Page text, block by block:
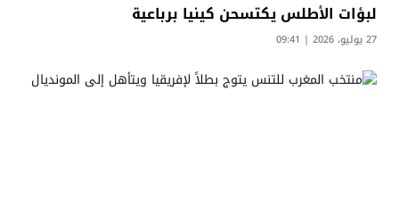
لبؤات الأطلس يكتسحن كينيا برباعية
27 يوليو، 2026 | 09:41